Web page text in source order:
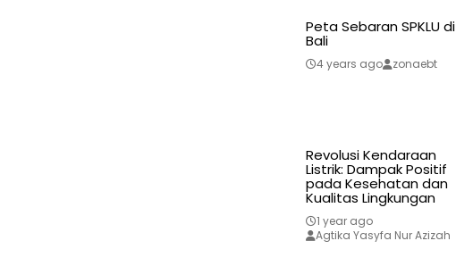
Peta Sebaran SPKLU di
Bali
4 years ago zonaebt
Revolusi Kendaraan
Listrik: Dampak Positif
pada Kesehatan dan
Kualitas Lingkungan
1 year ago
Agtika Yasyfa Nur Azizah